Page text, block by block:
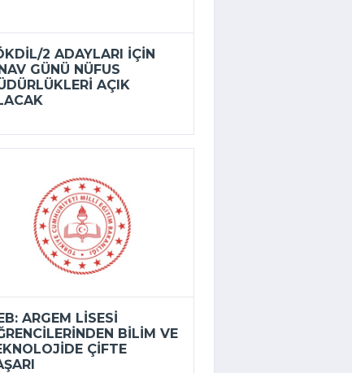
2 ADAYLARI IÇIN
GÜNÜ NÜFUS
AÇIK
ARGEM LISESI
BILIM VE
ÇIFTE